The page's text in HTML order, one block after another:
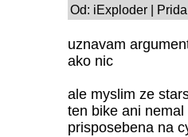
Od: iExploder |
uznavam
ako nic
ale myslim ze
ten bike ani
prisposebena na